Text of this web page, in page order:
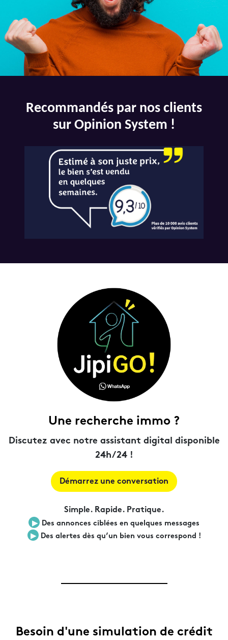
Recommandés par nos clients
sur Opinion System !
Une recherche immo ?
Discutez avec notre assistant digital disponible
24h/24 !
Démarrez une conversation
Simple. Rapide. Pratique.
▶︎
Des annonces ciblées en quelques messages
▶︎ Des alertes dès qu’un bien vous correspond !
Besoin d'une simulation de crédit